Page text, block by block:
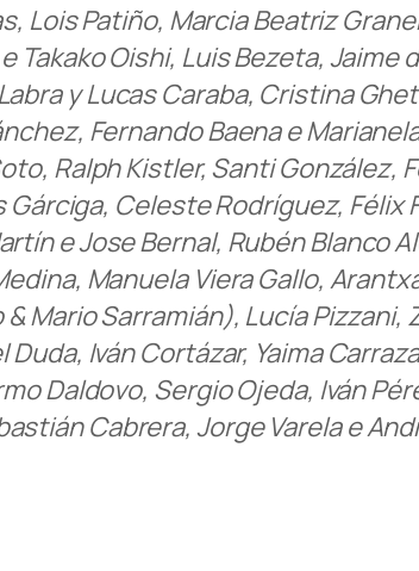
Lois Patiño, Marcia Beatriz
Takako Oishi, Luis Bezeta,
y Lucas Caraba, Cristina
Fernando Baena e
Ralph Kistler, Santi González,
Celeste Rodríguez,
e Jose Bernal, Rubén Blanco
Manuela Viera Gallo,
Mario Sarramián), Lucía
Iván Cortázar, Yaima
Daldovo, Sergio Ojeda, Iván
Cabrera, Jorge Varela e